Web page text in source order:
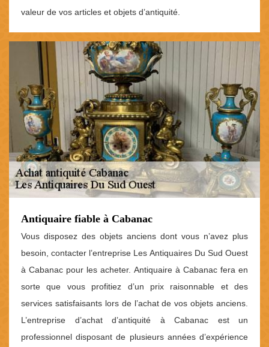
valeur de vos articles et objets d’antiquité.
Antiquaire fiable à Cabanac
Vous disposez des objets anciens dont vous n’avez plus
besoin, contacter l’entreprise Les Antiquaires Du Sud Ouest
à Cabanac pour les acheter. Antiquaire à Cabanac fera en
sorte que vous profitiez d’un prix raisonnable et des
services satisfaisants lors de l’achat de vos objets anciens.
L’entreprise d’achat d’antiquité à Cabanac est un
professionnel disposant de plusieurs années d’expérience